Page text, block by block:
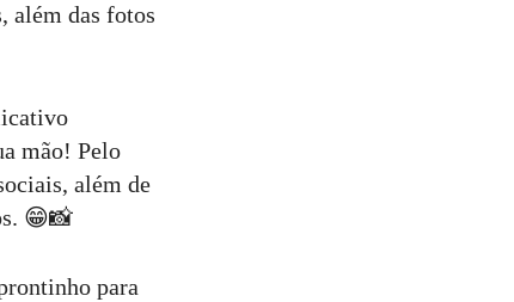
além das fotos
mão! Pelo
além de
😁📸
para